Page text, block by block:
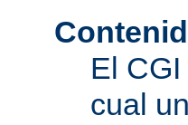
El
cual